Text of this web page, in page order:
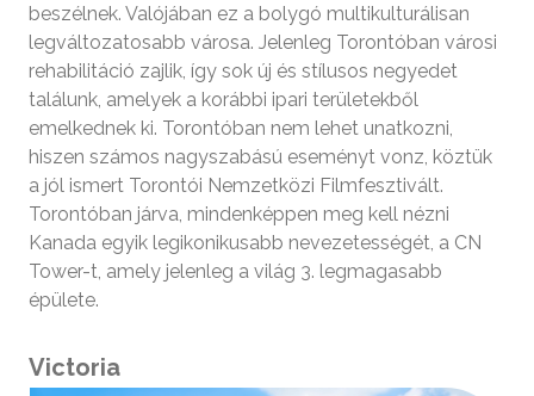
beszélnek. Valójában ez a bolygó multikulturálisan
legváltozatosabb városa. Jelenleg Torontóban városi
rehabilitáció zajlik, így sok új és stílusos negyedet
találunk, amelyek a korábbi ipari területekből
emelkednek ki. Torontóban nem lehet unatkozni,
hiszen számos nagyszabású eseményt vonz, köztük
a jól ismert Torontói Nemzetközi Filmfesztivált.
Torontóban járva, mindenképpen meg kell nézni
Kanada egyik legikonikusabb nevezetességét, a CN
Tower-t, amely jelenleg a világ 3. legmagasabb
épülete.
Victoria